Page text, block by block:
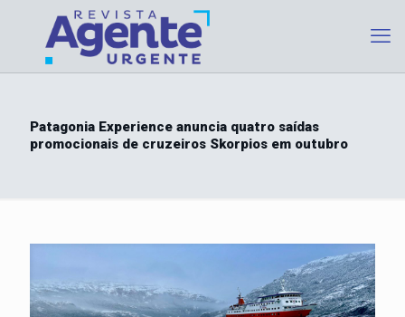
Patagonia Experience anuncia quatro saídas
promocionais de cruzeiros Skorpios em outubro